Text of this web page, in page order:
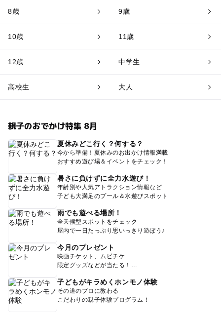
8歳 9歳
10歳 11歳
12歳 中学生
高校生 大人
親子のおでかけ特集 8月
夏休みどこ行く？何する？
今から準備！夏休みのお出かけ情報満載
おすすめ遊び場＆イベントをチェック！
暑さに負けずに全力水遊び！
年齢別や人気アトラクション情報など
子ども大満足のプール＆水遊びスポット
雨でも遊べる場所！
全天候型スポットをチェック
屋内で一日たっぷり思いっきり遊ぼう♪
今月のプレゼント
映画チケット、ムビチケ
限定グッズなどが当たる！
子どもがキラめくホンモノ体験
その道のプロに教わる
こだわりの親子体験プログラム！